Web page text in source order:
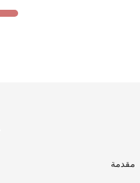
مقدمة